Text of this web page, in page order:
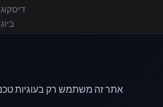
אתר זה משתמש רק בעוגיות